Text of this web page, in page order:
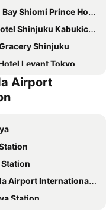
Shiomi Prince Hotel
Shinjuku Kabukicho Tower
Shinjuku
Levant Tokyo
Shinjuku
Prince Hotel
Edmont Tokyo
Premier Hamamatsucho
Hotel Tokyo
Granbell Hotel
Grand Tokyo-Shiodome
Airport
International Terminal Station
Station